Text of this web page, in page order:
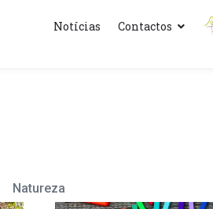
Notícias Contactos
Natureza